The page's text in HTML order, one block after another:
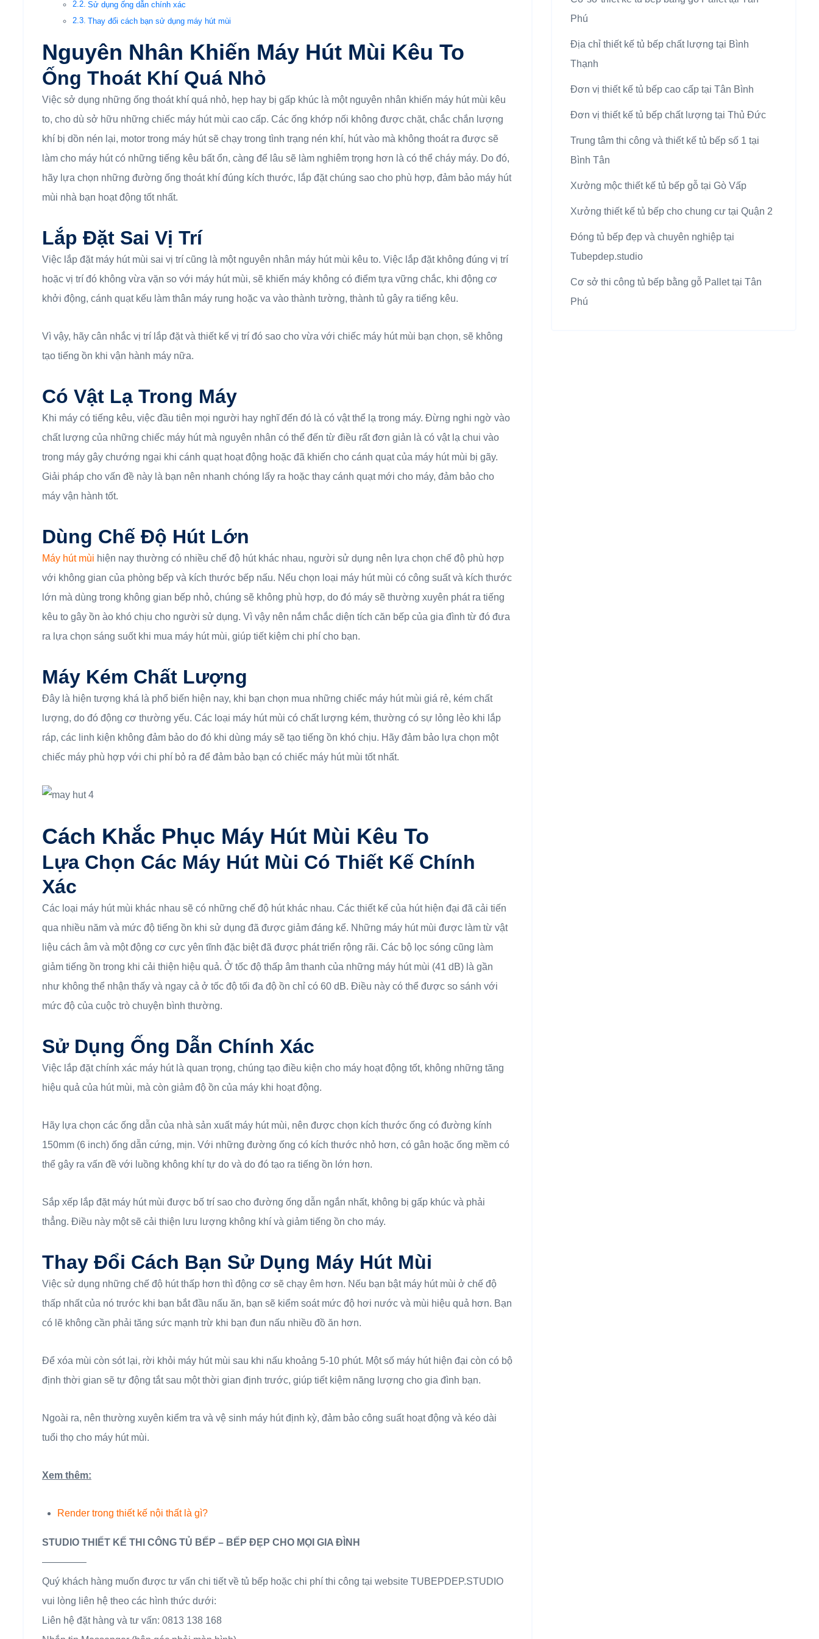
Sử dụng ống dẫn chính xác
Thay đổi cách bạn sử dụng máy hút mùi
Nguyên Nhân Khiến Máy Hút Mùi Kêu To
Ống Thoát Khí Quá Nhỏ
Việc sở dụng những ống thoát khí quá nhỏ, hẹp hay bị gấp khúc là một nguyên nhân khiến máy hút mùi kêu
to, cho dù sở hữu những chiếc máy hút mùi cao cấp. Các ống khớp nối không được chặt, chắc chắn lượng
khí bị dồn nén lại, motor trong máy hút sẽ chạy trong tình trạng nén khí, hút vào mà không thoát ra được sẽ
làm cho máy hút có những tiếng kêu bất ổn, càng để lâu sẽ làm nghiêm trọng hơn là có thể cháy máy. Do đó,
hãy lựa chọn những đường ống thoát khí đúng kích thước, lắp đặt chúng sao cho phù hợp, đảm bảo máy hút
mùi nhà bạn hoạt động tốt nhất.
Lắp Đặt Sai Vị Trí
Việc lắp đặt máy hút mùi sai vị trí cũng là một nguyên nhân máy hút mùi kêu to. Việc lắp đặt không đúng vị trí
hoặc vị trí đó không vừa vặn so với máy hút mùi, sẽ khiến máy không có điểm tựa vững chắc, khi động cơ
khởi động, cánh quạt kếu làm thân máy rung hoặc va vào thành tường, thành tủ gây ra tiếng kêu.
Vì vậy, hãy cân nhắc vị trí lắp đặt và thiết kế vị trí đó sao cho vừa với chiếc máy hút mùi bạn chọn, sẽ không
tạo tiếng ồn khi vận hành máy nữa.
Có Vật Lạ Trong Máy
Khi máy có tiếng kêu, việc đầu tiên mọi người hay nghĩ đến đó là có vật thể lạ trong máy. Đừng nghi ngờ vào
chất lượng của những chiếc máy hút mà nguyên nhân có thể đến từ điều rất đơn giản là có vật lạ chui vào
trong máy gây chướng ngại khi cánh quạt hoạt động hoặc đã khiến cho cánh quạt của máy hút mùi bị gãy.
Giải pháp cho vấn đề này là bạn nên nhanh chóng lấy ra hoặc thay cánh quạt mới cho máy, đảm bảo cho
máy vận hành tốt.
Dùng Chế Độ Hút Lớn
Máy hút mùi hiện nay thường có nhiều chế độ hút khác nhau, người sử dụng nên lựa chọn chế độ phù hợp
với không gian của phòng bếp và kích thước bếp nấu. Nếu chọn loại máy hút mùi có công suất và kích thước
lớn mà dùng trong không gian bếp nhỏ, chúng sẽ không phù hợp, do đó máy sẽ thường xuyên phát ra tiếng
kêu to gây ồn ào khó chịu cho người sử dụng. Vì vậy nên nắm chắc diện tích căn bếp của gia đình từ đó đưa
ra lựa chọn sáng suốt khi mua máy hút mùi, giúp tiết kiệm chi phí cho bạn.
Máy Kém Chất Lượng
Đây là hiện tượng khá là phổ biến hiện nay, khi bạn chọn mua những chiếc máy hút mùi giá rẻ, kém chất
lượng, do đó động cơ thường yếu. Các loại máy hút mùi có chất lượng kém, thường có sự lỏng lẻo khi lắp
ráp, các linh kiện không đảm bảo do đó khi dùng máy sẽ tạo tiếng ồn khó chịu. Hãy đảm bảo lựa chọn một
chiếc máy phù hợp với chi phí bỏ ra để đảm bảo bạn có chiếc máy hút mùi tốt nhất.
Cách Khắc Phục Máy Hút Mùi Kêu To
Lựa Chọn Các Máy Hút Mùi Có Thiết Kế Chính
Xác
Các loại máy hút mùi khác nhau sẽ có những chế độ hút khác nhau. Các thiết kế của hút hiện đại đã cải tiến
qua nhiều năm và mức độ tiếng ồn khi sử dụng đã được giảm đáng kể. Những máy hút mùi được làm từ vật
liệu cách âm và một động cơ cực yên tĩnh đặc biệt đã được phát triển rộng rãi. Các bộ lọc sóng cũng làm
giảm tiếng ồn trong khi cải thiện hiệu quả. Ở tốc độ thấp âm thanh của những máy hút mùi (41 dB) là gần
như không thể nhận thấy và ngay cả ở tốc độ tối đa độ ồn chỉ có 60 dB. Điều này có thể được so sánh với
mức độ của cuộc trò chuyện bình thường.
Sử Dụng Ống Dẫn Chính Xác
Việc lắp đặt chính xác máy hút là quan trọng, chúng tạo điều kiện cho máy hoạt động tốt, không những tăng
hiệu quả của hút mùi, mà còn giảm độ ồn của máy khi hoạt động.
Hãy lựa chọn các ống dẫn của nhà sản xuất máy hút mùi, nên được chọn kích thước ống có đường kính
150mm (6 inch) ống dẫn cứng, mịn. Với những đường ống có kích thước nhỏ hơn, có gân hoặc ống mềm có
thể gây ra vấn đề với luồng không khí tự do và do đó tạo ra tiếng ồn lớn hơn.
Sắp xếp lắp đặt máy hút mùi được bố trí sao cho đường ống dẫn ngắn nhất, không bị gấp khúc và phải
thẳng. Điều này một sẽ cải thiện lưu lượng không khí và giảm tiếng ồn cho máy.
Thay Đổi Cách Bạn Sử Dụng Máy Hút Mùi
Việc sử dụng những chế độ hút thấp hơn thì động cơ sẽ chạy êm hơn. Nếu bạn bật máy hút mùi ở chế độ
thấp nhất của nó trước khi bạn bắt đầu nấu ăn, bạn sẽ kiểm soát mức độ hơi nước và mùi hiệu quả hơn. Bạn
có lẽ không cần phải tăng sức mạnh trừ khi bạn đun nấu nhiều đồ ăn hơn.
Để xóa mùi còn sót lại, rời khỏi máy hút mùi sau khi nấu khoảng 5-10 phút. Một số máy hút hiện đại còn có bộ
định thời gian sẽ tự động tắt sau một thời gian định trước, giúp tiết kiệm năng lượng cho gia đình bạn.
Ngoài ra, nên thường xuyên kiểm tra và vệ sinh máy hút định kỳ, đảm bảo công suất hoạt động và kéo dài
tuổi thọ cho máy hút mùi.
Xem thêm:
Render trong thiết kế nội thất là gì?
STUDIO THIẾT KẾ THI CÔNG TỦ BẾP – BẾP ĐẸP CHO MỌI GIA ĐÌNH
————–
Quý khách hàng muốn được tư vấn chi tiết về tủ bếp hoặc chi phí thi công tại website TUBEPDEP.STUDIO
vui lòng liên hệ theo các hình thức dưới:
Liên hệ đặt hàng và tư vấn: 0813 138 168
Phú
Địa chỉ thiết kế tủ bếp chất lượng tại Bình
Thạnh
Đơn vị thiết kế tủ bếp cao cấp tại Tân Bình
Đơn vị thiết kế tủ bếp chất lượng tại Thủ Đức
Trung tâm thi công và thiết kế tủ bếp số 1 tại
Bình Tân
Xưởng mộc thiết kế tủ bếp gỗ tại Gò Vấp
Xưởng thiết kế tủ bếp cho chung cư tại Quận 2
Đóng tủ bếp đẹp và chuyên nghiệp tại
Tubepdep.studio
Cơ sở thi công tủ bếp bằng gỗ Pallet tại Tân
Phú